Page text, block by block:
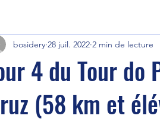
4 du Tour do
(58 km et
bosidery 28 juil. 2022 2 min de lecture